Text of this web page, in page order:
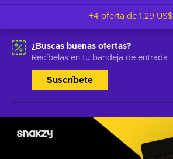
+4 oferta de 1,29 US$
¿Buscas buenas ofertas?
Recíbelas en tu bandeja de entrada
Suscríbete